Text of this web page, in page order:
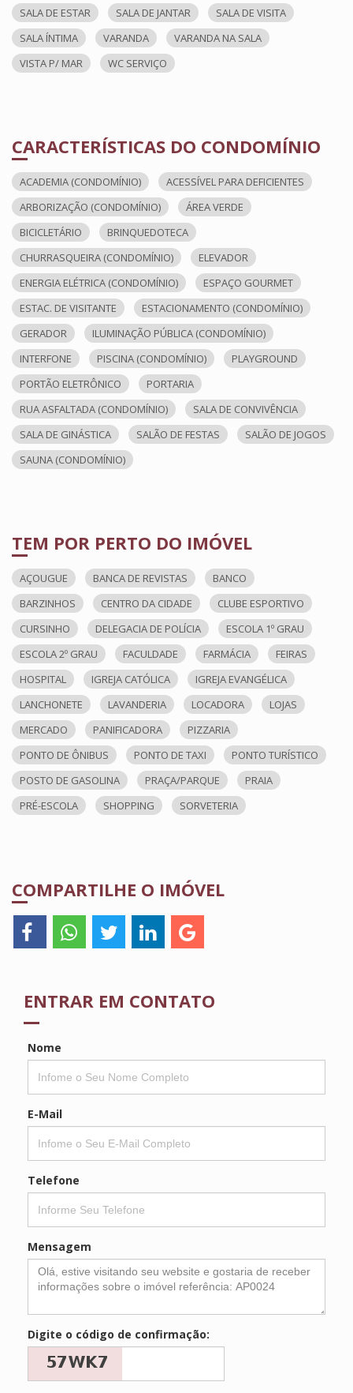
SALA DE ESTAR
SALA DE JANTAR
SALA DE VISITA
SALA ÍNTIMA
VARANDA
VARANDA NA SALA
VISTA P/ MAR
WC SERVIÇO
CARACTERÍSTICAS DO CONDOMÍNIO
ACADEMIA (CONDOMÍNIO)
ACESSÍVEL PARA DEFICIENTES
ARBORIZAÇÃO (CONDOMÍNIO)
ÁREA VERDE
BICICLETÁRIO
BRINQUEDOTECA
CHURRASQUEIRA (CONDOMÍNIO)
ELEVADOR
ENERGIA ELÉTRICA (CONDOMÍNIO)
ESPAÇO GOURMET
ESTAC. DE VISITANTE
ESTACIONAMENTO (CONDOMÍNIO)
GERADOR
ILUMINAÇÃO PÚBLICA (CONDOMÍNIO)
INTERFONE
PISCINA (CONDOMÍNIO)
PLAYGROUND
PORTÃO ELETRÔNICO
PORTARIA
RUA ASFALTADA (CONDOMÍNIO)
SALA DE CONVIVÊNCIA
SALA DE GINÁSTICA
SALÃO DE FESTAS
SALÃO DE JOGOS
SAUNA (CONDOMÍNIO)
TEM POR PERTO DO IMÓVEL
AÇOUGUE BANCA DE REVISTAS
BANCO
BARZINHOS
CENTRO DA CIDADE
CLUBE ESPORTIVO
CURSINHO
DELEGACIA DE POLÍCIA
ESCOLA 1º GRAU
ESCOLA 2º GRAU
FACULDADE FARMÁCIA
FEIRAS
HOSPITAL
IGREJA CATÓLICA
IGREJA EVANGÉLICA
LANCHONETE
LAVANDERIA LOCADORA
LOJAS
MERCADO
PANIFICADORA
PIZZARIA
PONTO DE ÔNIBUS
PONTO DE TAXI
PONTO TURÍSTICO
POSTO DE GASOLINA
PRAÇA/PARQUE
PRAIA
PRÉ-ESCOLA
SHOPPING SORVETERIA
COMPARTILHE O IMÓVEL
ENTRAR EM CONTATO
Nome
E-Mail
Telefone
Mensagem
Digite o código de confirmação: